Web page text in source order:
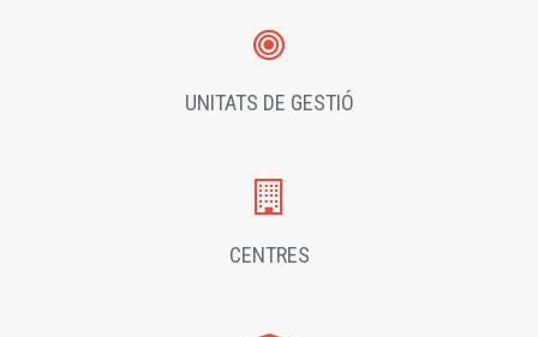
UNITATS DE GESTIÓ
CENTRES